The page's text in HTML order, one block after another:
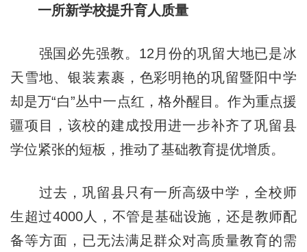
一所新学校提升育人质量
强国必先强教。12月份的巩留大地已是冰
天雪地、银装素裹，色彩明艳的巩留暨阳中学
却是万“白”丛中一点红，格外醒目。作为重点援
疆项目，该校的建成投用进一步补齐了巩留县
学位紧张的短板，推动了基础教育提优增质。
过去，巩留县只有一所高级中学，全校师
生超过4000人，不管是基础设施，还是教师配
备等方面，已无法满足群众对高质量教育的需